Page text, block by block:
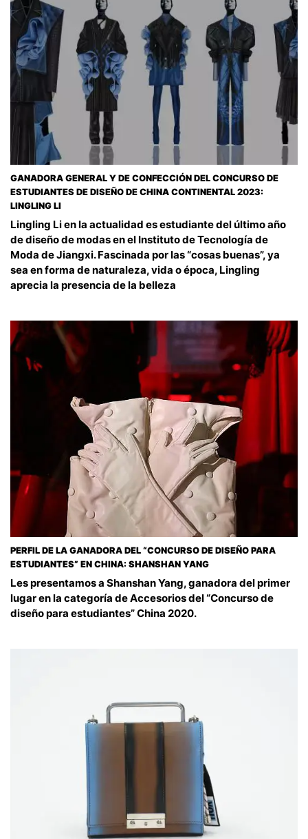
GANADORA GENERAL Y DE CONFECCIÓN DEL CONCURSO DE
ESTUDIANTES DE DISEÑO DE CHINA CONTINENTAL 2023:
LINGLING LI
Lingling Li en la actualidad es estudiante del último año
de diseño de modas en el Instituto de Tecnología de
Moda de Jiangxi. Fascinada por las “cosas buenas”, ya
sea en forma de naturaleza, vida o época, Lingling
aprecia la presencia de la belleza
PERFIL DE LA GANADORA DEL “CONCURSO DE DISEÑO PARA
ESTUDIANTES” EN CHINA: SHANSHAN YANG
Les presentamos a Shanshan Yang, ganadora del primer
lugar en la categoría de Accesorios del “Concurso de
diseño para estudiantes” China 2020.